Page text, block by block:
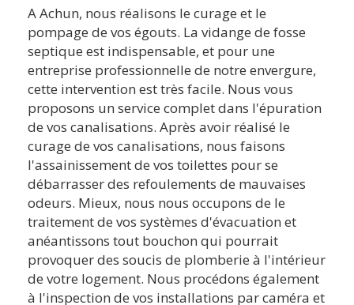
A Achun, nous réalisons le curage et le
pompage de vos égouts. La vidange de fosse
septique est indispensable, et pour une
entreprise professionnelle de notre envergure,
cette intervention est très facile. Nous vous
proposons un service complet dans l'épuration
de vos canalisations. Après avoir réalisé le
curage de vos canalisations, nous faisons
l'assainissement de vos toilettes pour se
débarrasser des refoulements de mauvaises
odeurs. Mieux, nous nous occupons de le
traitement de vos systèmes d'évacuation et
anéantissons tout bouchon qui pourrait
provoquer des soucis de plomberie à l'intérieur
de votre logement. Nous procédons également
à l'inspection de vos installations par caméra et